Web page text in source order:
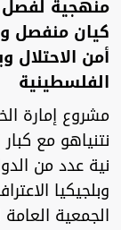
منهجية لفصل
كيان منفصل
أمن
الفلسطينية
مشروع إمارة
نتنياهو مع
نية عدد من
وبلجيكيا
الجمعية